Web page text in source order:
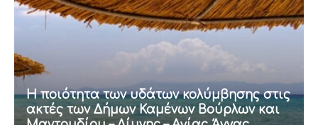
Η ποιότητα των υδάτων κολύμβησης στις
ακτές των Δήμων Καμένων Βούρλων και